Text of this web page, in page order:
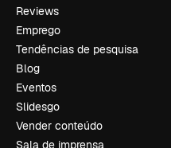
Reviews
Emprego
Tendências de pesquisa
Blog
Eventos
Slidesgo
Vender conteúdo
Sala de imprensa